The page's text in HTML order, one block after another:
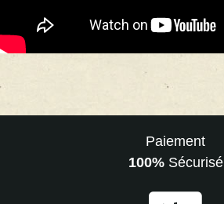
Paiement
100% Sécurisé